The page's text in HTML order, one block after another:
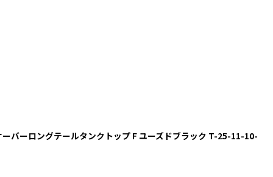
バーロングテールタンクトップ F ユーズドブラック T-25-11-10-